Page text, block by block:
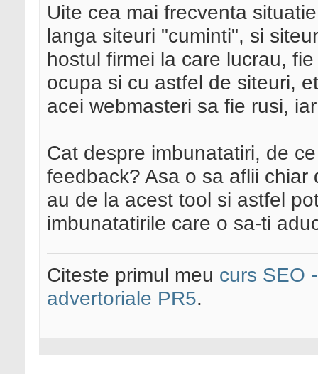
Uite cea mai frecventa
langa siteuri "cuminti", si
hostul firmei la care lucrau,
ocupa si cu astfel de siteuri,
acei webmasteri sa fie rusi,
Cat despre imbunatatiri, de
feedback? Asa o sa aflii
au de la acest tool si astfel
imbunatatirile care o sa-ti
Citeste primul meu curs SEO
advertoriale PR5.